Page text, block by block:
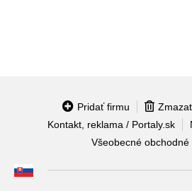
Pridať firmu Zmazať
Kontakt, reklama / Portaly.sk
Všeobecné obchodné